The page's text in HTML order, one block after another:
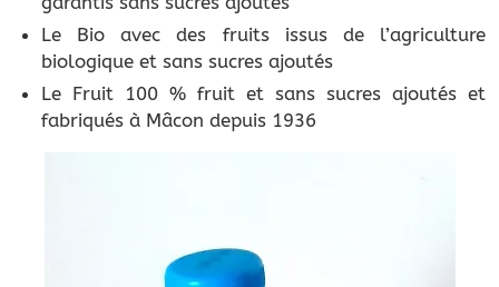
Le Bio avec des fruits issus de l’agriculture
biologique et sans sucres ajoutés
Le Fruit 100 % fruit et sans sucres ajoutés et
fabriqués à Mâcon depuis 1936